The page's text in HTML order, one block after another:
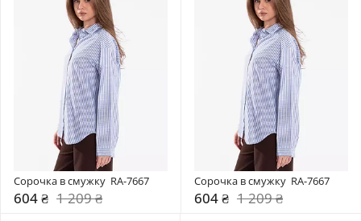
Сорочка в смужку  RA-7667
604 ₴ 1 209 ₴
Сорочка в смужку  RA-7667
604 ₴ 1 209 ₴